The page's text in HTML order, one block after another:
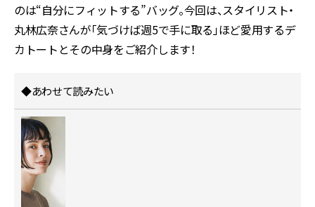
のは“自分にフィットする”バッグ。今回は、スタイリスト・
丸林広奈さんが「気づけば週5で手に取る」ほど愛用するデ
カトートとその中身をご紹介します！
◆あわせて読みたい